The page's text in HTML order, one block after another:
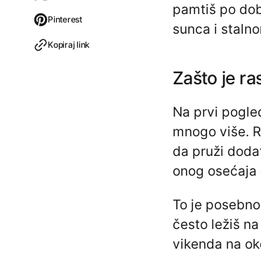
Pinterest
Kopiraj link
pamtiš po
sunca i
Zašto je
Na prvi
mnogo više.
da pruži
onog
To je
često ležiš
vikenda na